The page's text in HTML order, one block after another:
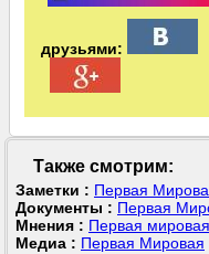
друзьями:
Также смотрим:
Заметки : Первая
Документы : Первая
Мнения : Первая мировая
Медиа : Первая Мировая